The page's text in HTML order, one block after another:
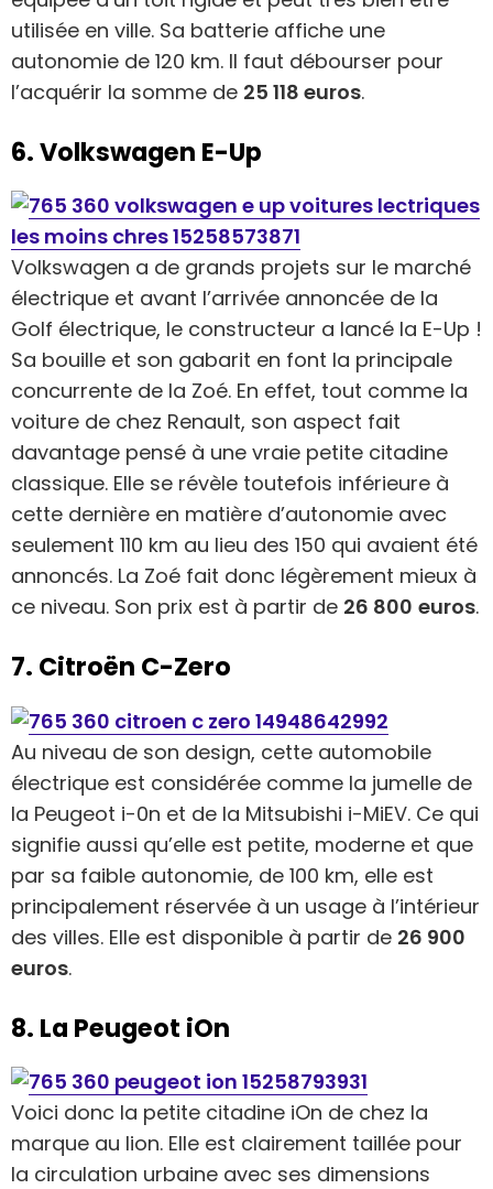
utilisée en ville. Sa batterie affiche une
autonomie de 120 km. Il faut débourser pour
l’acquérir la somme de 25 118 euros.
6. Volkswagen E-Up
Volkswagen a de grands projets sur le marché
électrique et avant l’arrivée annoncée de la
Golf électrique, le constructeur a lancé la E-Up !
Sa bouille et son gabarit en font la principale
concurrente de la Zoé. En effet, tout comme la
voiture de chez Renault, son aspect fait
davantage pensé à une vraie petite citadine
classique. Elle se révèle toutefois inférieure à
cette dernière en matière d’autonomie avec
seulement 110 km au lieu des 150 qui avaient été
annoncés. La Zoé fait donc légèrement mieux à
ce niveau. Son prix est à partir de 26 800 euros.
7. Citroën C-Zero
Au niveau de son design, cette automobile
électrique est considérée comme la jumelle de
la Peugeot i-0n et de la Mitsubishi i-MiEV. Ce qui
signifie aussi qu’elle est petite, moderne et que
par sa faible autonomie, de 100 km, elle est
principalement réservée à un usage à l’intérieur
des villes. Elle est disponible à partir de 26 900
euros.
8. La Peugeot iOn
Voici donc la petite citadine iOn de chez la
marque au lion. Elle est clairement taillée pour
la circulation urbaine avec ses dimensions